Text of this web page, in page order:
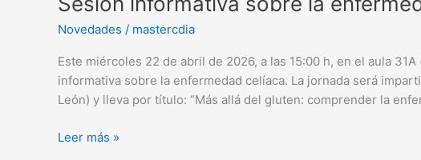
Novedades / mastercdia
Este miércoles 22 de abril de 2026, a las 15:00 h, en el aula
informativa sobre la enfermedad celíaca. La jornada será
León) y lleva por título: “Más allá del gluten: comprender la
sobre
la
enfermedad
celíaca
Leer más »